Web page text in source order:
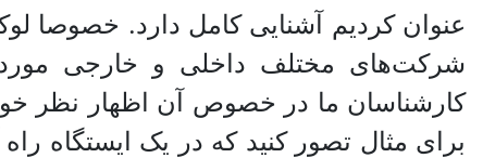
عنوان کردیم آشنایی کامل دارد. خصوصا
شرکت‌های مختلف داخلی و خارجی مورد
کارشناسان ما در خصوص آن اظهار نظر
برای مثال تصور کنید که در یک ایستگاه